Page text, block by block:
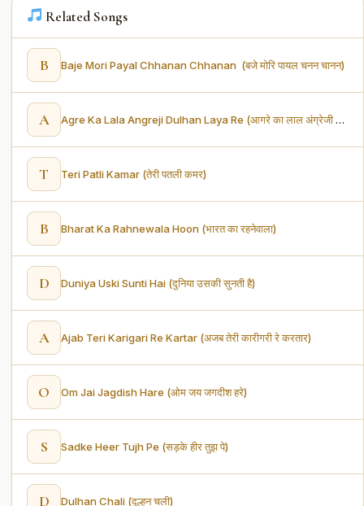
Related Songs
B Baje Mori Payal Chhanan Chhanan (बजे मोरि पायल चनन चानन)
A Agre Ka Lala Angreji Dulhan Laya Re (आगरे का लाल अंग्रेजी दुल्हन लाया रे)
T Teri Patli Kamar (तेरी पतली कमर)
B Bharat Ka Rahnewala Hoon (भारत का रहनेवाला)
D Duniya Uski Sunti Hai (दुनिया उसकी सुनती है)
A Ajab Teri Karigari Re Kartar (अजब तेरी कारीगरी रे करतार)
O Om Jai Jagdish Hare (ओम जय जगदीश हरे)
S Sadke Heer Tujh Pe (सड़के हीर तुझ पे)
D Dulhan Chali (दुल्हन चली)